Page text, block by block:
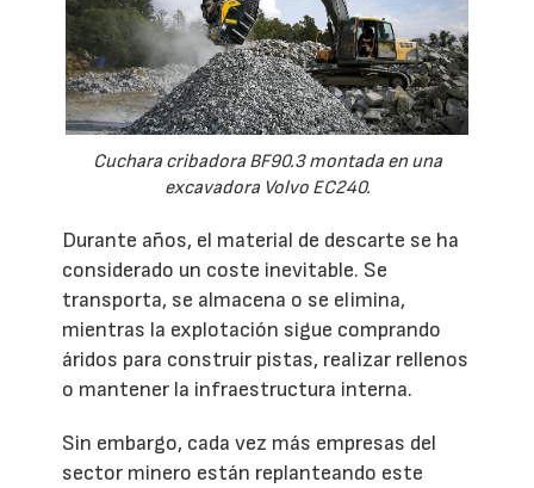
Cuchara cribadora BF90.3 montada en una
excavadora Volvo EC240.
Durante años, el material de descarte se ha
considerado un coste inevitable. Se
transporta, se almacena o se elimina,
mientras la explotación sigue comprando
áridos para construir pistas, realizar rellenos
o mantener la infraestructura interna.
Sin embargo, cada vez más empresas del
sector minero están replanteando este